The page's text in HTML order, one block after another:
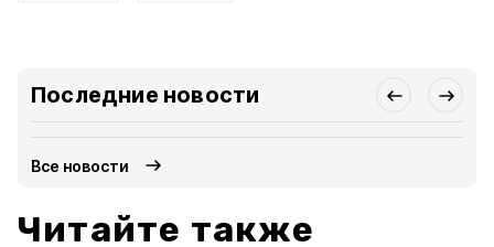
Последние новости
Все новости
Читайте также